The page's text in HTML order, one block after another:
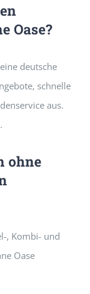
Oase?
deutsche
schnelle
aus.
ohne
, Kombi- und
Oase